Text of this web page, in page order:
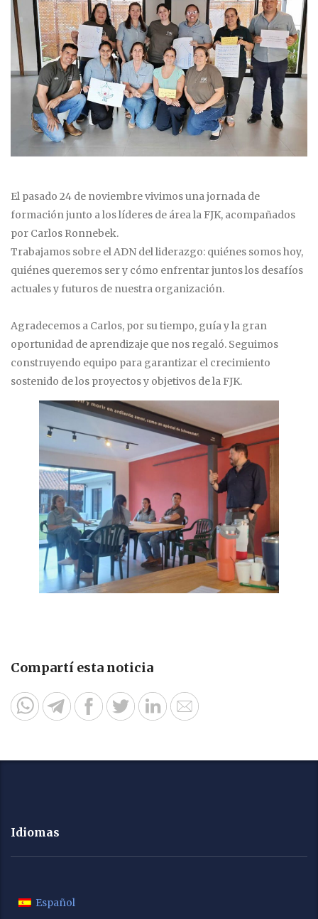
El pasado 24 de noviembre vivimos una jornada de
formación junto a los líderes de área la FJK, acompañados
por Carlos Ronnebek.
Trabajamos sobre el ADN del liderazgo: quiénes somos hoy,
quiénes queremos ser y cómo enfrentar juntos los desafíos
actuales y futuros de nuestra organización.
Agradecemos a Carlos, por su tiempo, guía y la gran
oportunidad de aprendizaje que nos regaló. Seguimos
construyendo equipo para garantizar el crecimiento
sostenido de los proyectos y objetivos de la FJK.
Compartí esta noticia
Idiomas
Español